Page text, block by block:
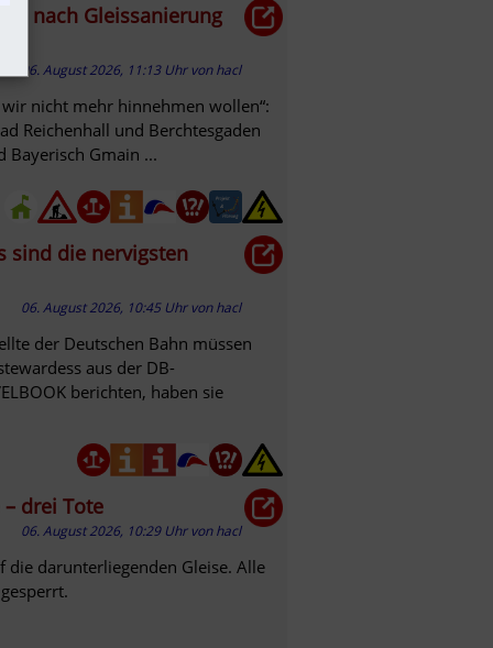
nach Gleissanierung
06. August 2026, 11:13 Uhr vonhacl
wir nicht mehr hinnehmen wollen“:
Reichenhall und Berchtesgaden
Bayerisch Gmain ...
sind die nervigsten
06. August 2026, 10:45 Uhr vonhacl
der Deutschen Bahn müssen
aus der DB-
berichten, haben sie
drei Tote
06. August 2026, 10:29 Uhr vonhacl
darunterliegenden Gleise. Alle